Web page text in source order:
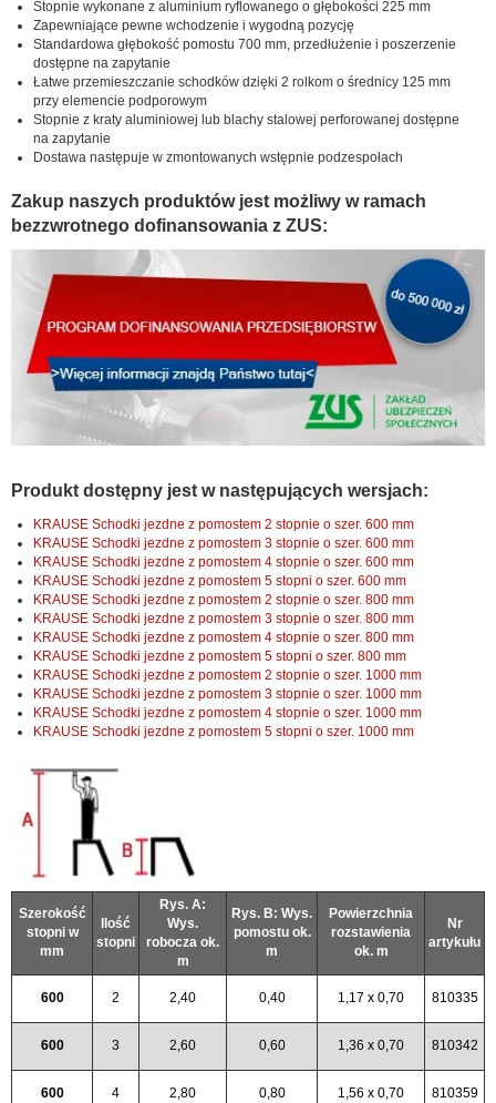
Stopnie wykonane z aluminium ryflowanego o głębokości 225 mm
Zapewniające pewne wchodzenie i wygodną pozycję
Standardowa głębokość pomostu 700 mm, przedłużenie i poszerzenie
dostępne na zapytanie
Łatwe przemieszczanie schodków dzięki 2 rolkom o średnicy 125 mm
przy elemencie podporowym
Stopnie z kraty aluminiowej lub blachy stalowej perforowanej dostępne
na zapytanie
Dostawa następuje w zmontowanych wstępnie podzespołach
Zakup naszych produktów jest możliwy w ramach
bezzwrotnego dofinansowania z ZUS:
Produkt dostępny jest w następujących wersjach:
KRAUSE Schodki jezdne z pomostem 2 stopnie o szer. 600 mm
KRAUSE Schodki jezdne z pomostem 3 stopnie o szer. 600 mm
KRAUSE Schodki jezdne z pomostem 4 stopnie o szer. 600 mm
KRAUSE Schodki jezdne z pomostem 5 stopni o szer. 600 mm
KRAUSE Schodki jezdne z pomostem 2 stopnie o szer. 800 mm
KRAUSE Schodki jezdne z pomostem 3 stopnie o szer. 800 mm
KRAUSE Schodki jezdne z pomostem 4 stopnie o szer. 800 mm
KRAUSE Schodki jezdne z pomostem 5 stopni o szer. 800 mm
KRAUSE Schodki jezdne z pomostem 2 stopnie o szer. 1000 mm
KRAUSE Schodki jezdne z pomostem 3 stopnie o szer. 1000 mm
KRAUSE Schodki jezdne z pomostem 4 stopnie o szer. 1000 mm
KRAUSE Schodki jezdne z pomostem 5 stopni o szer. 1000 mm
Szerokość
stopni w
mm
Ilość
stopni
Rys. A:
Wys.
robocza ok.
m
Rys. B: Wys.
pomostu ok.
m
Powierzchnia
rozstawienia
ok. m
Nr
artykułu
600 2 2,40 0,40 1,17 x 0,70 810335
600 3 2,60 0,60 1,36 x 0,70 810342
600 4 2,80 0,80 1,56 x 0,70 810359